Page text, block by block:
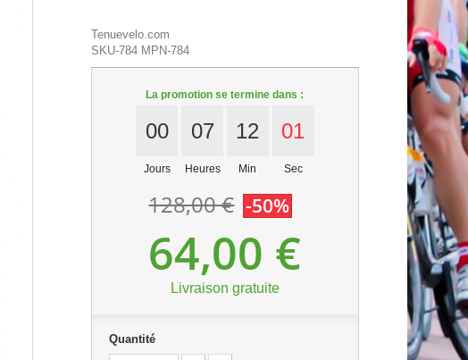
Tenuevelo.com
SKU-784 MPN-784
La promotion se termine dans :
00
Jours
07
Heures
12
Min
00
Sec
128,00 € -50%
64,00 €
Livraison gratuite
Quantité